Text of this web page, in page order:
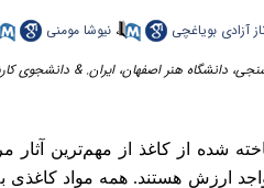
آزادی بویاغچی ، نیوشا مومنی
دانشگاه هنر اصفهان، ایران. & دانشجوی
شده از کاغذ از مهم‌ترین
ارزش هستند. همه مواد کاغذی